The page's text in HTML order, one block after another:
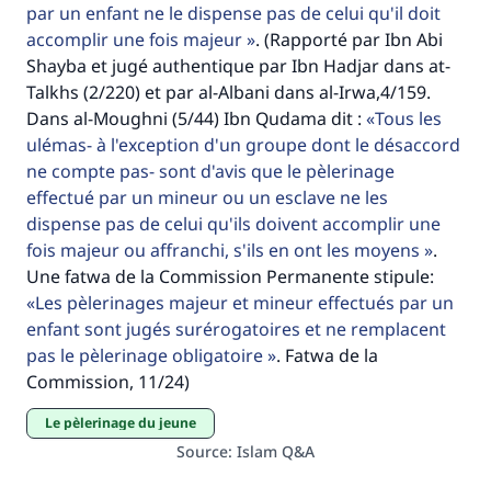
par un enfant ne le dispense pas de celui qu'il doit
accomplir une fois majeur . (Rapporté par Ibn Abi
Shayba et jugé authentique par Ibn Hadjar dans at-
Talkhs (2/220) et par al-Albani dans al-Irwa,4/159.
Dans al-Moughni (5/44) Ibn Qudama dit : Tous les
ulémas- à l'exception d'un groupe dont le désaccord
ne compte pas- sont d'avis que le pèlerinage
effectué par un mineur ou un esclave ne les
dispense pas de celui qu'ils doivent accomplir une
fois majeur ou affranchi, s'ils en ont les moyens
.
Une fatwa de la Commission Permanente stipule:
Les pèlerinages majeur et mineur effectués par un
enfant sont jugés surérogatoires et ne remplacent
pas le pèlerinage obligatoire . Fatwa de la
Commission, 11/24)
Le pèlerinage du jeune
Source: Islam Q&A
Faites une différence dans la vie de
millions de personnes grâce à votre
contribution
Aidez nous à apporter des réponses.
Le Messager d'Allah (Paix sur lui) a dit:
"Celui qui indique une bonne action obtient la
même récompense que celui qui le fait."
(MOUSLIM 1893)
Soutenez IslamQA